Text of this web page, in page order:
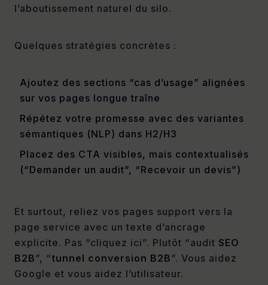
l’aboutissement naturel du silo.
Quelques stratégies concrètes :
Ajoutez des sections “cas d’usage” alignées
sur vos pages longue traîne
Répétez votre promesse avec des variantes
sémantiques (NLP) dans H2/H3
Placez des CTA visibles, mais contextualisés
(“Demander un audit”, “Recevoir un devis”)
Et surtout, reliez vos pages support vers la
page service avec un texte d’ancrage
explicite. Pas “cliquez ici”. Plutôt “audit SEO
B2B”, “tunnel conversion B2B”. Vous aidez
Google et vous aidez l’utilisateur.